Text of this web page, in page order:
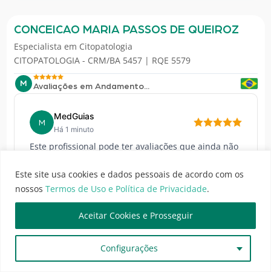
Este site usa cookies e dados pessoais de acordo com os
nossos Termos de Uso e Política de Privacidade.
Configurações
Aceitar Cookies e Prosseguir
CONCEICAO MARIA PASSOS DE QUEIROZ
Especialista em Citopatologia
CITOPATOLOGIA - CRM/BA 5457 | RQE 5579
M Avaliações em Andamento...
M
MedGuias
Há 1 minuto
Este profissional pode ter avaliações que ainda não
publicadas.
Enquanto isso, acompanhe outras
Consulte os horários e agende uma consulta!